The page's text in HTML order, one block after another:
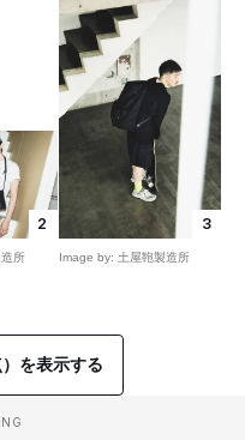
2
所
3
Image by: 土屋鞄製造所
を表示する